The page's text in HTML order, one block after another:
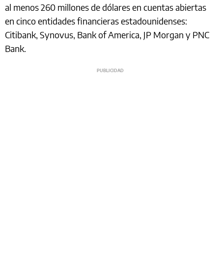
al menos 260 millones de dólares en cuentas abiertas
en cinco entidades financieras estadounidenses:
Citibank, Synovus, Bank of America, JP Morgan y PNC
Bank.